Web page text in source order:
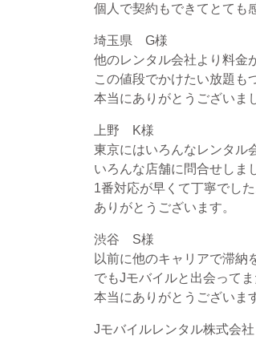
個人で契約もできてとても
埼玉県 G様
他のレンタル会社より料金
この値段でかけたい放題も
本当にありがとうございま
上野 K様
東京にはいろんなレンタル
いろんな店舗に問合せしま
1番対応が早くて丁寧でし
ありがとうございます。
渋谷 S様
以前に他のキャリアで滞納
でもJモバイルと出会って
本当にありがとうございま
Jモバイルレンタル株式会社